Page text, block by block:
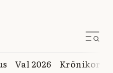
Val 2026 Krönikor